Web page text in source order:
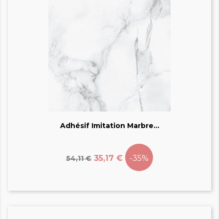
Adhésif Imitation Marbre...
de
54,11 € 35,17 €
-35%